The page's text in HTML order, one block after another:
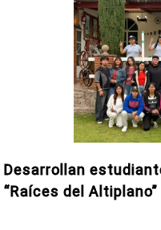
Desarrollan
“Raíces del Altiplano”